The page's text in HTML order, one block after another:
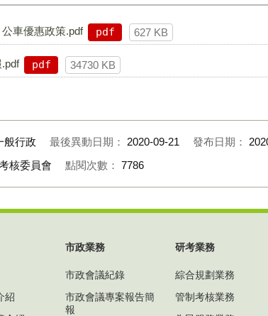
車優惠政策.pdf pdf 627 KB
pdf 34730 KB
般行政 最後異動日期： 2020-09-21 發布日期：
核委員會 點閱次數： 7786
紹
市政業務
市政會議紀錄
市政會議專案報告簡
報
研考業務
綜合規劃業務
管制考核業務